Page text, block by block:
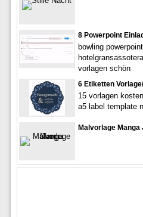
8 Powerpoint
bowling
vorlagen schön
6 Etiketten
15 vorlagen
a5 label template
Malvorlage Manga